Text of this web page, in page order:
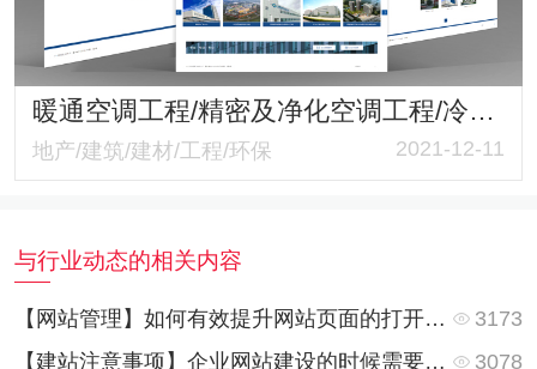
暖通空调工程/精密及净化空调工程/冷库工程响应式官网 蜀信暖通工程公司官网2021版
地产/建筑/建材/工程/环保 2021-12-11
与行业动态的相关内容
【网站管理】如何有效提升网站页面的打开速度？
3173
【建站注意事项】企业网站建设的时候需要注意哪些？
3078